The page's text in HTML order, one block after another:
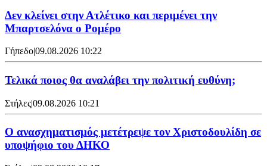
Δεν κλείνει στην Ατλέτικο και περιμένει την
Μπαρτσελόνα ο Ρομέρο
Γήπεδο|09.08.2026 10:22
Τελικά ποιος θα αναλάβει την πολιτική ευθύνη;
Στήλες|09.08.2026 10:21
Ο ανασχηματισμός μετέτρεψε τον Χριστοδουλίδη σε
υποψήφιο του ΔΗΚΟ